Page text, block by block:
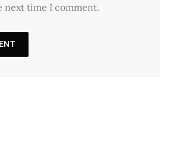
next time I comment.